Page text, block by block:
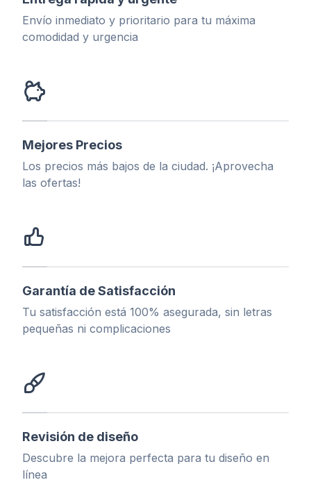
Envío inmediato y prioritario para tu máxima
comodidad y urgencia
Mejores Precios
Los precios más bajos de la ciudad. ¡Aprovecha
las ofertas!
Garantía de Satisfacción
Tu satisfacción está 100% asegurada, sin letras
pequeñas ni complicaciones
Revisión de diseño
Descubre la mejora perfecta para tu diseño en
línea